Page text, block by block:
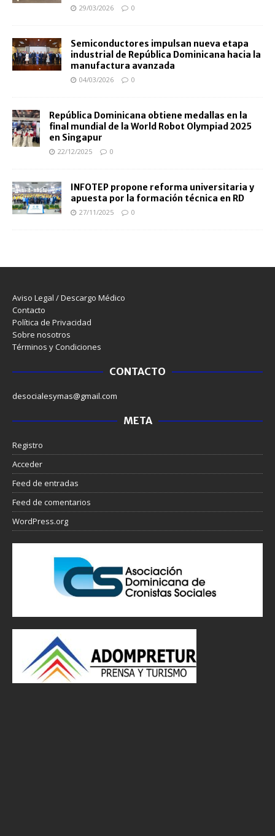
29/03/2026 0
Semiconductores impulsan nueva etapa
industrial de República Dominicana hacia la
manufactura avanzada
04/03/2026 0
República Dominicana obtiene medallas en la
final mundial de la World Robot Olympiad 2025
en Singapur
22/12/2025 0
INFOTEP propone reforma universitaria y
apuesta por la formación técnica en RD
27/11/2025 0
Aviso Legal / Descargo Médico
Contacto
Política de Privacidad
Sobre nosotros
Términos y Condiciones
CONTACTO
desocialesymas@gmail.com
META
Registro
Acceder
Feed de entradas
Feed de comentarios
WordPress.org